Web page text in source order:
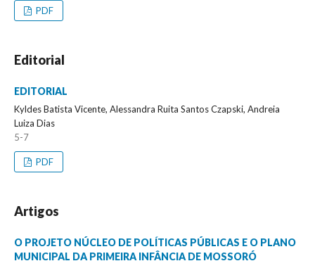
PDF
Editorial
EDITORIAL
Kyldes Batista Vicente, Alessandra Ruita Santos Czapski, Andreia
Luiza Dias
5-7
PDF
Artigos
O PROJETO NÚCLEO DE POLÍTICAS PÚBLICAS E O PLANO
MUNICIPAL DA PRIMEIRA INFÂNCIA DE MOSSORÓ